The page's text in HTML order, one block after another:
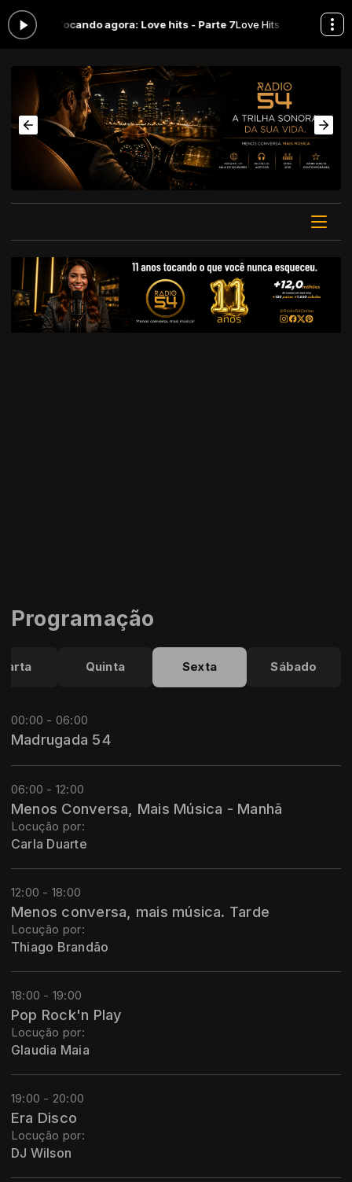
00:00 - Tocando agora: Love hits - Parte 7Love Hits com Vanessa
Programação
Quinta Sexta Sábado
00:00 - 06:00
Madrugada 54
06:00 - 12:00
Menos Conversa, Mais Música - Manhã
Locução por:
Carla Duarte
12:00 - 18:00
Menos conversa, mais música. Tarde
Locução por:
Thiago Brandão
18:00 - 19:00
Pop Rock'n Play
Locução por:
Glaudia Maia
19:00 - 20:00
Era Disco
Locução por:
DJ Wilson